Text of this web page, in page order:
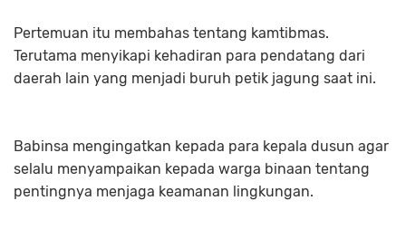
Pertemuan itu membahas tentang kamtibmas.
Terutama menyikapi kehadiran para pendatang dari
daerah lain yang menjadi buruh petik jagung saat ini.
Babinsa mengingatkan kepada para kepala dusun agar
selalu menyampaikan kepada warga binaan tentang
pentingnya menjaga keamanan lingkungan.